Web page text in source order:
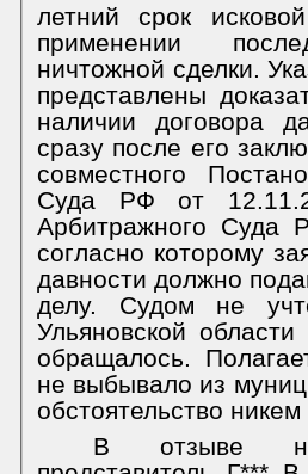
летний срок
применении
ничтожной сделки.
представлены
наличии договора
сразу после его
совместного
Суда РФ от
Арбитражного
согласно которому
давности должно
делу. Судом не
Ульяновской
обращалось.
не выбывало из
обстоятельство
В отзыве на